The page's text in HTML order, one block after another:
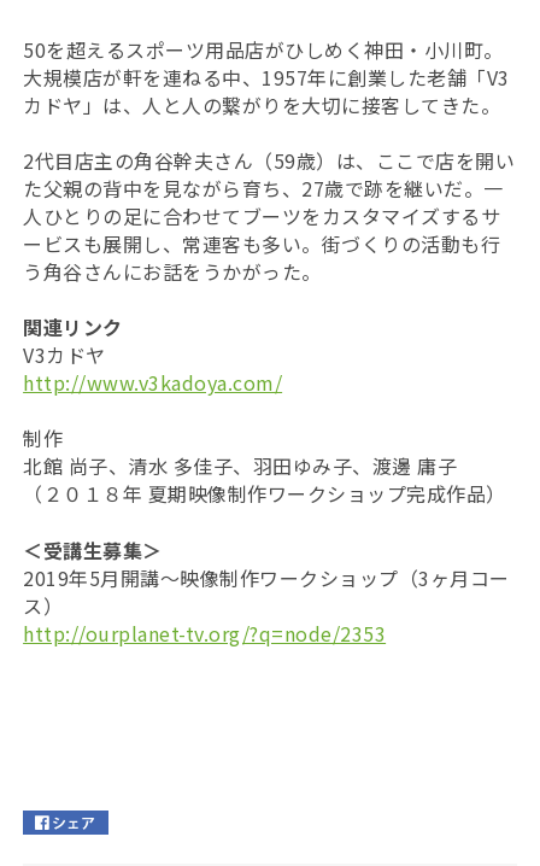
50を超えるスポーツ用品店がひしめく神田・小川町。
大規模店が軒を連ねる中、1957年に創業した老舗「V3
カドヤ」は、人と人の繋がりを大切に接客してきた。
2代目店主の角谷幹夫さん（59歳）は、ここで店を開い
た父親の背中を見ながら育ち、27歳で跡を継いだ。一
人ひとりの足に合わせてブーツをカスタマイズするサ
ービスも展開し、常連客も多い。街づくりの活動も行
う角谷さんにお話をうかがった。
関連リンク
V3カドヤ
http://www.v3kadoya.com/
制作
北館 尚子、清水 多佳子、羽田ゆみ子、渡邊 庸子
（２０１８年 夏期映像制作ワークショップ完成作品）
＜受講生募集＞
2019年5月開講～映像制作ワークショップ（3ヶ月コー
ス）
http://ourplanet-tv.org/?q=node/2353